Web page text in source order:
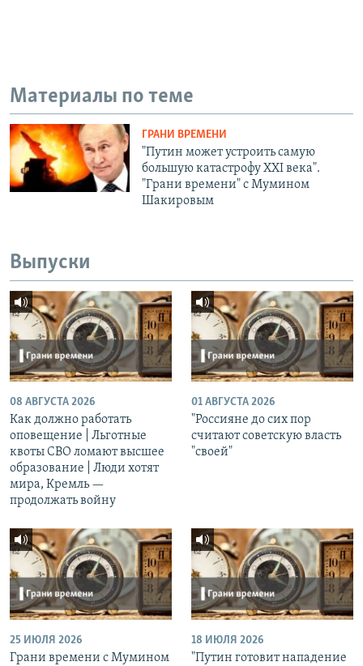
Материалы по теме
ГРАНИ ВРЕМЕНИ
"Путин может устроить самую
большую катастрофу XXI века".
"Грани времени" с Мумином
Шакировым
Выпуски
08 АВГУСТА 2026
Как должно работать
оповещение | Льготные
квоты СВО ломают высшее
образование | Люди хотят
мира, Кремль —
продолжать войну
01 АВГУСТА 2026
"Россияне до сих пор
считают советскую власть
"своей"
25 ИЮЛЯ 2026
Грани времени с Мумином
18 ИЮЛЯ 2026
"Путин готовит нападение